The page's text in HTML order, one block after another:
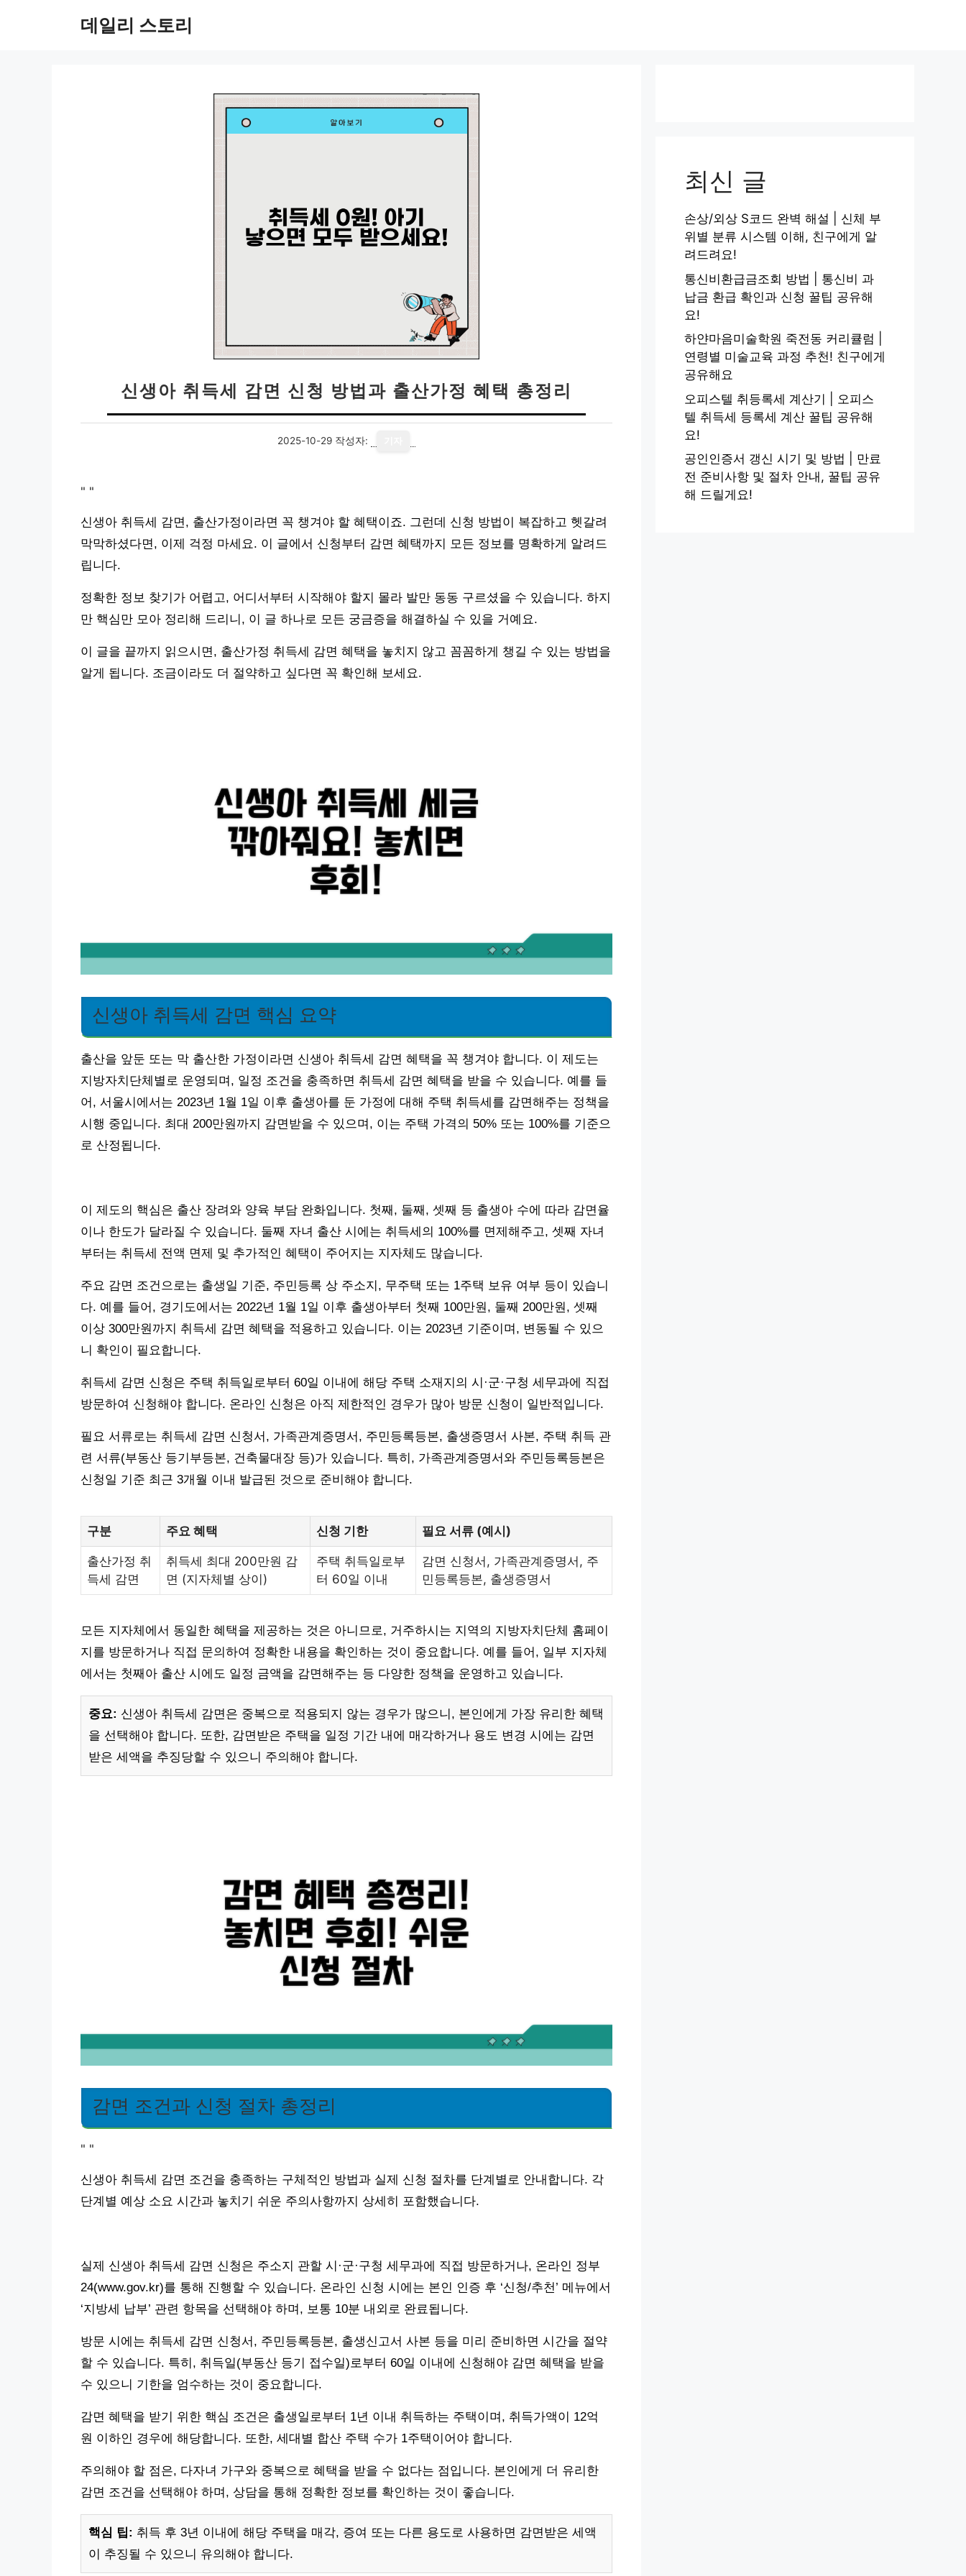
데일리 스토리
신생아 취득세 감면 신청 방법과 출산가정 혜택 총정리
2025-10-29 작성자:
" "
신생아 취득세 감면, 출산가정이라면 꼭 챙겨야 할 혜택이죠. 그런데 신청 방법이 복잡하고 헷갈려
막막하셨다면, 이제 걱정 마세요. 이 글에서 신청부터 감면 혜택까지 모든 정보를 명확하게 알려드
립니다.
정확한 정보 찾기가 어렵고, 어디서부터 시작해야 할지 몰라 발만 동동 구르셨을 수 있습니다. 하지
만 핵심만 모아 정리해 드리니, 이 글 하나로 모든 궁금증을 해결하실 수 있을 거예요.
이 글을 끝까지 읽으시면, 출산가정 취득세 감면 혜택을 놓치지 않고 꼼꼼하게 챙길 수 있는 방법을
알게 됩니다. 조금이라도 더 절약하고 싶다면 꼭 확인해 보세요.
신생아 취득세 감면 핵심 요약
출산을 앞둔 또는 막 출산한 가정이라면 신생아 취득세 감면 혜택을 꼭 챙겨야 합니다. 이 제도는
지방자치단체별로 운영되며, 일정 조건을 충족하면 취득세 감면 혜택을 받을 수 있습니다. 예를 들
어, 서울시에서는 2023년 1월 1일 이후 출생아를 둔 가정에 대해 주택 취득세를 감면해주는 정책을
시행 중입니다. 최대 200만원까지 감면받을 수 있으며, 이는 주택 가격의 50% 또는 100%를 기준으
로 산정됩니다.
이 제도의 핵심은 출산 장려와 양육 부담 완화입니다. 첫째, 둘째, 셋째 등 출생아 수에 따라 감면율
이나 한도가 달라질 수 있습니다. 둘째 자녀 출산 시에는 취득세의 100%를 면제해주고, 셋째 자녀
부터는 취득세 전액 면제 및 추가적인 혜택이 주어지는 지자체도 많습니다.
주요 감면 조건으로는 출생일 기준, 주민등록 상 주소지, 무주택 또는 1주택 보유 여부 등이 있습니
다. 예를 들어, 경기도에서는 2022년 1월 1일 이후 출생아부터 첫째 100만원, 둘째 200만원, 셋째
이상 300만원까지 취득세 감면 혜택을 적용하고 있습니다. 이는 2023년 기준이며, 변동될 수 있으
니 확인이 필요합니다.
취득세 감면 신청은 주택 취득일로부터 60일 이내에 해당 주택 소재지의 시·군·구청 세무과에 직접
방문하여 신청해야 합니다. 온라인 신청은 아직 제한적인 경우가 많아 방문 신청이 일반적입니다.
필요 서류로는 취득세 감면 신청서, 가족관계증명서, 주민등록등본, 출생증명서 사본, 주택 취득 관
련 서류(부동산 등기부등본, 건축물대장 등)가 있습니다. 특히, 가족관계증명서와 주민등록등본은
신청일 기준 최근 3개월 이내 발급된 것으로 준비해야 합니다.
구분 주요 혜택 신청 기한 필요 서류 (예시)
출산가정 취
득세 감면
취득세 최대 200만원 감
면 (지자체별 상이)
주택 취득일로부
터 60일 이내
감면 신청서, 가족관계증명서, 주
민등록등본, 출생증명서
모든 지자체에서 동일한 혜택을 제공하는 것은 아니므로, 거주하시는 지역의 지방자치단체 홈페이
지를 방문하거나 직접 문의하여 정확한 내용을 확인하는 것이 중요합니다. 예를 들어, 일부 지자체
에서는 첫째아 출산 시에도 일정 금액을 감면해주는 등 다양한 정책을 운영하고 있습니다.
중요: 신생아 취득세 감면은 중복으로 적용되지 않는 경우가 많으니, 본인에게 가장 유리한 혜택
을 선택해야 합니다. 또한, 감면받은 주택을 일정 기간 내에 매각하거나 용도 변경 시에는 감면
받은 세액을 추징당할 수 있으니 주의해야 합니다.
감면 조건과 신청 절차 총정리
" "
신생아 취득세 감면 조건을 충족하는 구체적인 방법과 실제 신청 절차를 단계별로 안내합니다. 각
단계별 예상 소요 시간과 놓치기 쉬운 주의사항까지 상세히 포함했습니다.
실제 신생아 취득세 감면 신청은 주소지 관할 시·군·구청 세무과에 직접 방문하거나, 온라인 정부
24(www.gov.kr)를 통해 진행할 수 있습니다. 온라인 신청 시에는 본인 인증 후 ‘신청/추천’ 메뉴에서
‘지방세 납부’ 관련 항목을 선택해야 하며, 보통 10분 내외로 완료됩니다.
방문 시에는 취득세 감면 신청서, 주민등록등본, 출생신고서 사본 등을 미리 준비하면 시간을 절약
할 수 있습니다. 특히, 취득일(부동산 등기 접수일)로부터 60일 이내에 신청해야 감면 혜택을 받을
수 있으니 기한을 엄수하는 것이 중요합니다.
감면 혜택을 받기 위한 핵심 조건은 출생일로부터 1년 이내 취득하는 주택이며, 취득가액이 12억
원 이하인 경우에 해당합니다. 또한, 세대별 합산 주택 수가 1주택이어야 합니다.
주의해야 할 점은, 다자녀 가구와 중복으로 혜택을 받을 수 없다는 점입니다. 본인에게 더 유리한
감면 조건을 선택해야 하며, 상담을 통해 정확한 정보를 확인하는 것이 좋습니다.
핵심 팁: 취득 후 3년 이내에 해당 주택을 매각, 증여 또는 다른 용도로 사용하면 감면받은 세액
이 추징될 수 있으니 유의해야 합니다.
최신 글
손상/외상 S코드 완벽 해설 | 신체 부
위별 분류 시스템 이해, 친구에게 알
려드려요!
통신비환급금조회 방법 | 통신비 과
납금 환급 확인과 신청 꿀팁 공유해
요!
하얀마음미술학원 죽전동 커리큘럼 |
연령별 미술교육 과정 추천! 친구에게
공유해요
오피스텔 취등록세 계산기 | 오피스
텔 취득세 등록세 계산 꿀팁 공유해
요!
공인인증서 갱신 시기 및 방법 | 만료
전 준비사항 및 절차 안내, 꿀팁 공유
해 드릴게요!